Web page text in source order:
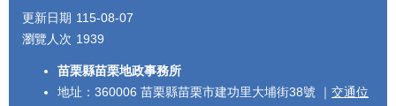
更新日期 115-08-07
瀏覽人次 1939
苗栗縣苗栗地政事務所
地址：360006 苗栗縣苗栗市建功里大埔街38號 ｜ 交通位